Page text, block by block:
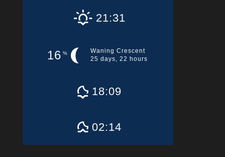
21:31
16 %
Waning Crescent
25 days, 22 hours
18:09
02:14